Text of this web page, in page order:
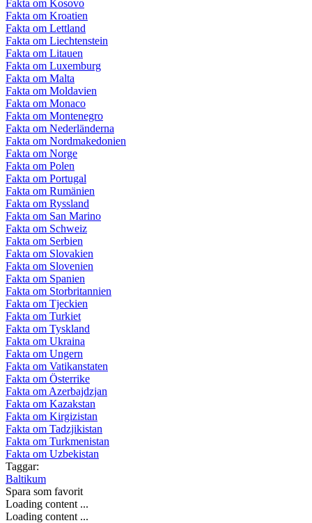
Fakta om Kosovo
Fakta om Kroatien
Fakta om Lettland
Fakta om Liechtenstein
Fakta om Litauen
Fakta om Luxemburg
Fakta om Malta
Fakta om Moldavien
Fakta om Monaco
Fakta om Montenegro
Fakta om Nederländerna
Fakta om Nordmakedonien
Fakta om Norge
Fakta om Polen
Fakta om Portugal
Fakta om Rumänien
Fakta om Ryssland
Fakta om San Marino
Fakta om Schweiz
Fakta om Serbien
Fakta om Slovakien
Fakta om Slovenien
Fakta om Spanien
Fakta om Storbritannien
Fakta om Tjeckien
Fakta om Turkiet
Fakta om Tyskland
Fakta om Ukraina
Fakta om Ungern
Fakta om Vatikanstaten
Fakta om Österrike
Fakta om Azerbajdzjan
Fakta om Kazakstan
Fakta om Kirgizistan
Fakta om Tadzjikistan
Fakta om Turkmenistan
Fakta om Uzbekistan
Taggar:
Baltikum
Spara som favorit
Loading content ...
Loading content ...